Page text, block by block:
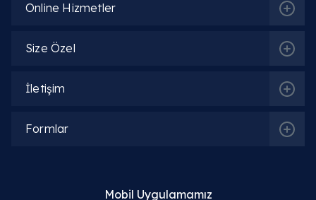
Online Hizmetler
Size Özel
İletişim
Formlar
Mobil Uygulamamız